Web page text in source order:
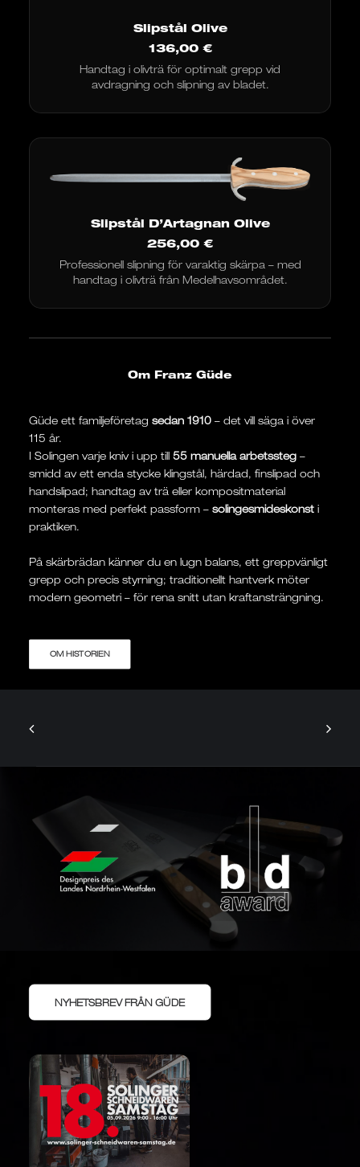
Slipstål Olive
136,00 €
Handtag i olivträ för optimalt grepp vid
avdragning och slipning av bladet.
Slipstål D’Artagnan Olive
256,00 €
Professionell slipning för varaktig skärpa – med
handtag i olivträ från Medelhavsområdet.
Om Franz Güde
Güde ett familjeföretag sedan 1910 – det vill säga i över
115 år.
I Solingen varje kniv i upp till 55 manuella arbetssteg –
smidd av ett enda stycke klingstål, härdad, finslipad och
handslipad; handtag av trä eller kompositmaterial
monteras med perfekt passform – solingesmideskonst i
praktiken.
På skärbrädan känner du en lugn balans, ett greppvänligt
grepp och precis styrning; traditionellt hantverk möter
modern geometri – för rena snitt utan kraftansträngning.
OM HISTORIEN
NYHETSBREV FRÅN GÜDE